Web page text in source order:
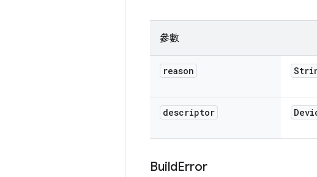
參數
reason
descriptor
BuildError